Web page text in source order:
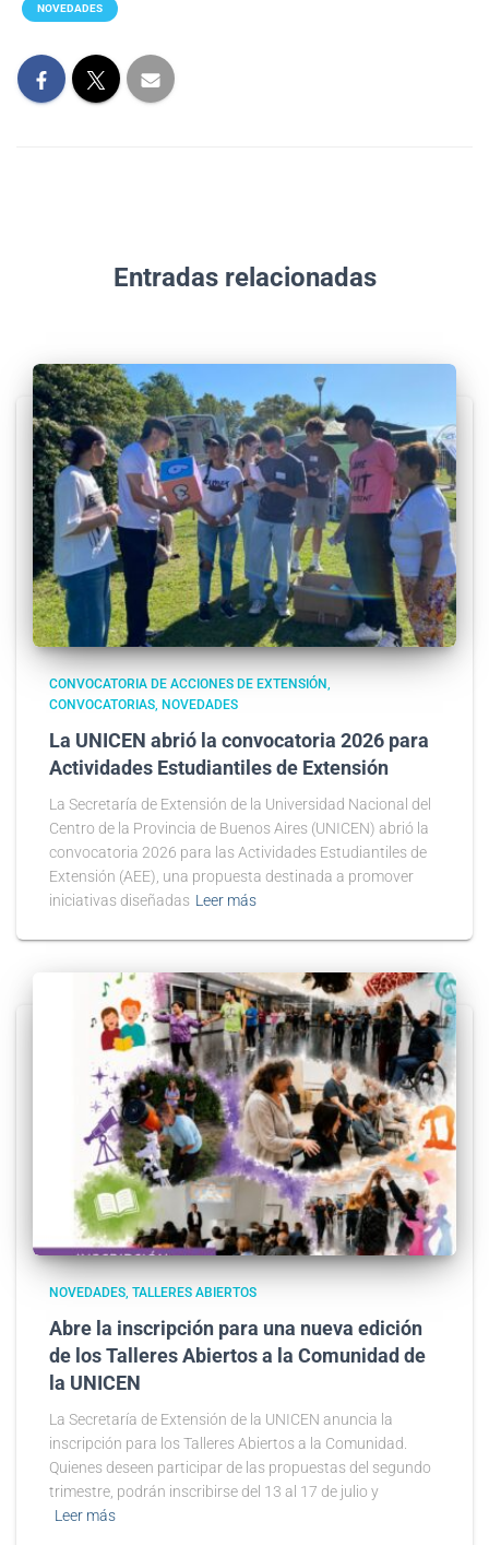
NOVEDADES
Entradas relacionadas
CONVOCATORIA DE ACCIONES DE EXTENSIÓN
CONVOCATORIAS NOVEDADES
La UNICEN abrió la convocatoria 2026 para
Actividades Estudiantiles de Extensión
La Secretaría de Extensión de la Universidad Nacional del
Centro de la Provincia de Buenos Aires (UNICEN) abrió la
convocatoria 2026 para las Actividades Estudiantiles de
Extensión (AEE), una propuesta destinada a promover
iniciativas diseñadas Leer más
NOVEDADES TALLERES ABIERTOS
Abre la inscripción para una nueva edición
de los Talleres Abiertos a la Comunidad de
la UNICEN
La Secretaría de Extensión de la UNICEN anuncia la
inscripción para los Talleres Abiertos a la Comunidad.
Quienes deseen participar de las propuestas del segundo
trimestre, podrán inscribirse del 13 al 17 de julio y
Leer más